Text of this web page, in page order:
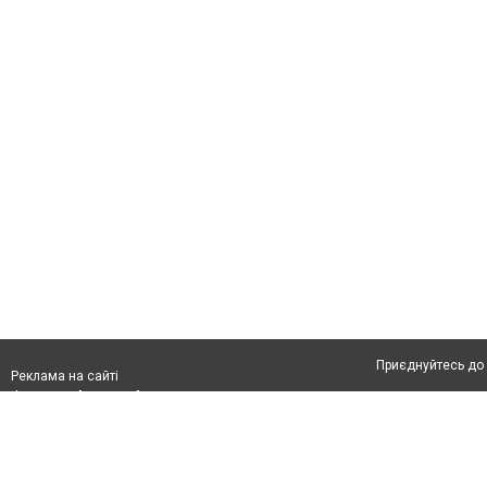
Реклама на сайті
Приєднуйтесь до